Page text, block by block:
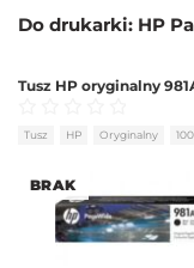
Do drukarki: HP
BRAK
Tusz HP oryginalny
Tusz HP Oryginalny